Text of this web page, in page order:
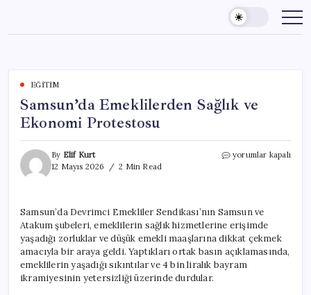
content
EĞITIM
Samsun’da Emeklilerden Sağlık ve
Ekonomi Protestosu
By Elif Kurt
12 Mayıs 2026
2 Min Read
Samsun’da
Protestosu
için
yorumlar kapalı
Samsun’da Devrimci Emekliler Sendikası’nın Samsun ve
Atakum şubeleri, emeklilerin sağlık hizmetlerine erişimde
yaşadığı zorluklar ve düşük emekli maaşlarına dikkat çekmek
amacıyla bir araya geldi. Yaptıkları ortak basın açıklamasında,
emeklilerin yaşadığı sıkıntılar ve 4 bin liralık bayram
ikramiyesinin yetersizliği üzerinde durdular.